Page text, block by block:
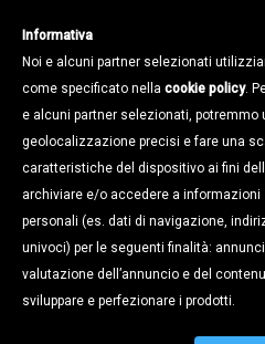
Cronaca
«AI PAESI IN VIA DI
SERVONO GRANDI
CULTURA
ALBERTO BOLDRIN
CONFAPI
Informativa
Noi e alcuni partner selezionati
come specificato nella cookie policy.
e alcuni partner selezionati, potremmo
geolocalizzazione precisi e fare una
caratteristiche del dispositivo ai fini
archiviare e/o accedere a
personali (es. dati di navigazione,
univoci) per le seguenti finalità:
valutazione dell’annuncio e del
sviluppare e perfezionare i prodotti.